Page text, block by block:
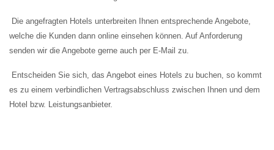
Die angefragten Hotels unterbreiten Ihnen entsprechende Angebote,
welche die Kunden dann online einsehen können. Auf Anforderung
senden wir die Angebote gerne auch per E-Mail zu.
Entscheiden Sie sich, das Angebot eines Hotels zu buchen, so kommt
es zu einem verbindlichen Vertragsabschluss zwischen Ihnen und dem
Hotel bzw. Leistungsanbieter.